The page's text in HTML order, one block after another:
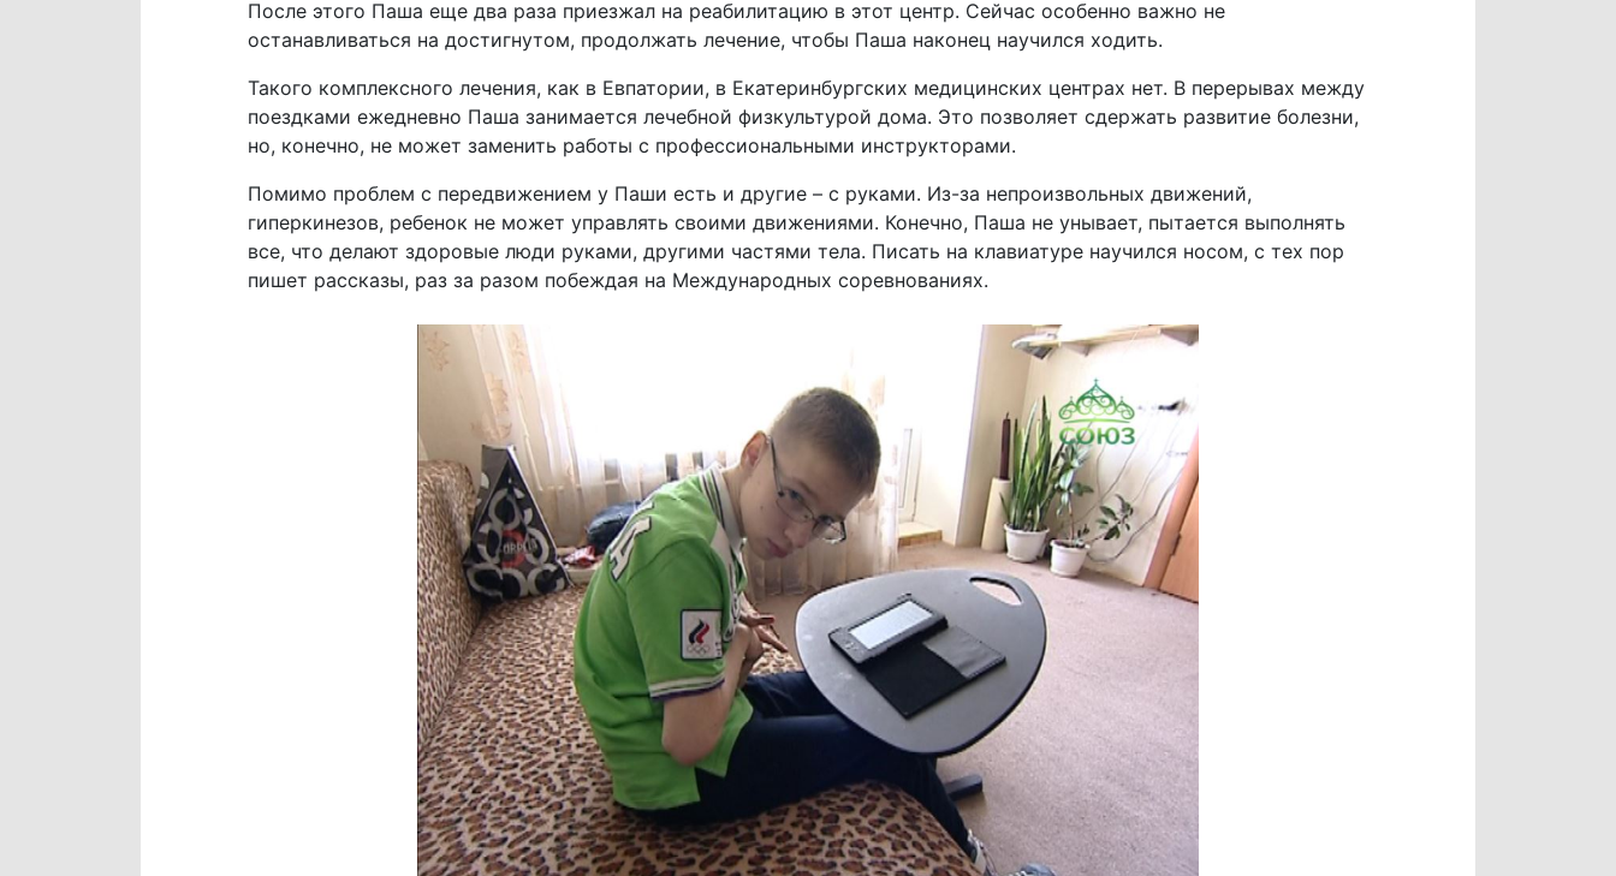
После этого Паша еще два раза приезжал на реабилитацию в этот центр. Сейчас особенно важно не
останавливаться на достигнутом, продолжать лечение, чтобы Паша наконец научился ходить.
Такого комплексного лечения, как в Евпатории, в Екатеринбургских медицинских центрах нет. В перерывах между
поездками ежедневно Паша занимается лечебной физкультурой дома. Это позволяет сдержать развитие болезни,
но, конечно, не может заменить работы с профессиональными инструкторами.
Помимо проблем с передвижением у Паши есть и другие – с руками. Из-за непроизвольных движений,
гиперкинезов, ребенок не может управлять своими движениями. Конечно, Паша не унывает, пытается выполнять
все, что делают здоровые люди руками, другими частями тела. Писать на клавиатуре научился носом, с тех пор
пишет рассказы, раз за разом побеждая на Международных соревнованиях.